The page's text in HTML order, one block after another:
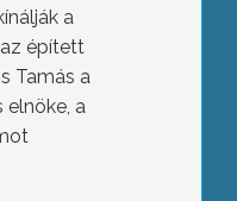
a
épített
Tamás a
elnöke, a